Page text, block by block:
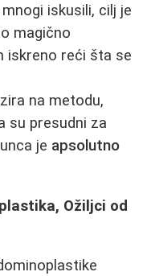
iskusili, cilj je
magično
iskreno reći šta se
na metodu,
su presudni za
je apsolutno
Ožiljci od